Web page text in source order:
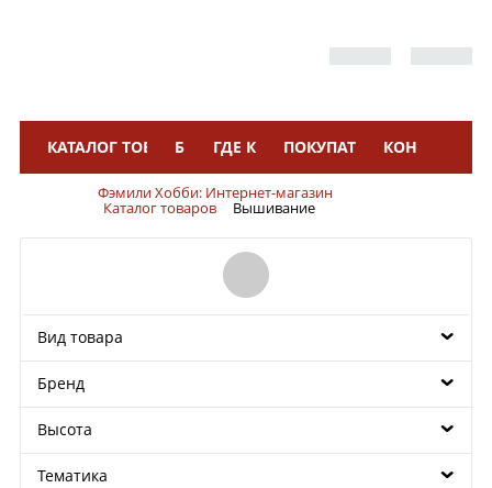
КАТАЛОГ ТОВАРОВБРЕНДЫГДЕ КУПИТЬПОКУПАТЕЛЯМКОНТАКТЫ
Фэмили Хобби: Интернет-магазин
Каталог товаров Вышивание
Вид товара
Бренд
Высота
Тематика